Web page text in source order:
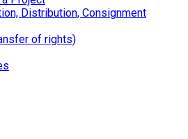
Distribution, Consignment
of rights)